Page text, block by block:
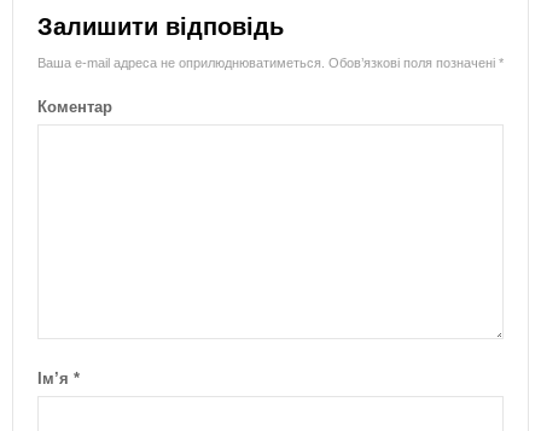
Залишити відповідь
Ваша e-mail адреса не оприлюднюватиметься. Обов’язкові поля позначені *
Коментар
Ім’я *